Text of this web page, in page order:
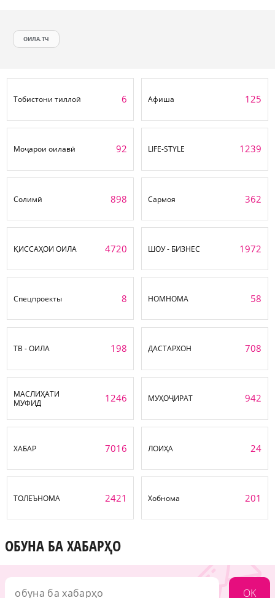
ОИЛА.ТЧ
Тобистони тиллоӣ 6 Афиша 125
Моҷарои оилавӣ 92 LIFE-STYLE 1239
Солимӣ 898 Сармоя 362
ҚИССАҲОИ ОИЛА 4720 ШОУ - БИЗНЕС 1972
Спецпроекты 8 НОМНОМА 58
ТВ - ОИЛА 198 ДАСТАРХОН 708
МАСЛИҲАТИ
МУФИД
1246 МУҲОҶИРАТ 942
ХАБАР 7016 ЛОИҲА 24
ТОЛЕЪНОМА 2421 Хобнома 201
ОБУНА БА ХАБАРҲО
OK